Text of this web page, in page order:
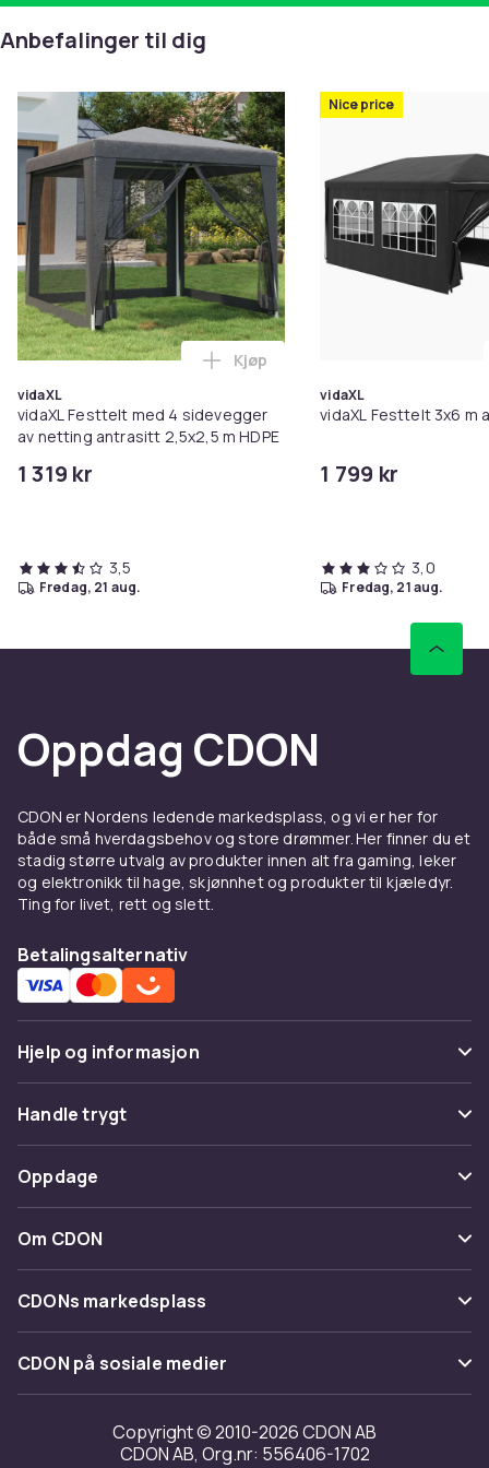
Haba Trading B.V.
[email protected]
Farge
Antracit
Størrelse
2 x 2 m
Artikkel nr.
6301c017-3166-4139-b609-579580b95b63
Produktsikkerhetsinformasjon
Anbefalinger til dig
vidaXL
vidaXL Festtelt med 4 sidevegger
av netting antrasitt 2,5x2,5 m HDPE
1 319 kr
Legg vidaXL Festtelt med 4
Kjøp
3,5
fredag, 21 aug.
Nice price
vidaXL
vidaXL Festtelt 3x6 m
1 799 kr
3,0
fredag, 21 aug.
Oppdag CDON
CDON er Nordens ledende markedsplass, og vi er her for
både små hverdagsbehov og store drømmer. Her finner du et
stadig større utvalg av produkter innen alt fra gaming, leker
og elektronikk til hage, skjønnhet og produkter til kjæledyr.
Ting for livet, rett og slett.
Betalingsalternativ
Hjelp og informasjon
Vanlige spørsmål
Spor pakke
Angre & returner her
Kontakt oss
Handle trygt
Betaling
Levering
Tilbakekallinger
Oppdage
Kategorier
Varemerker
Om CDON
Om oss
Kundeanmeldelser
Jobbe på CDON
Investor relations
CDONs markedsplass
Merchant Help Center
CDON på sosiale medier
Copyright © 2010-2026 CDON AB
CDON AB, Org.nr: 556406-1702